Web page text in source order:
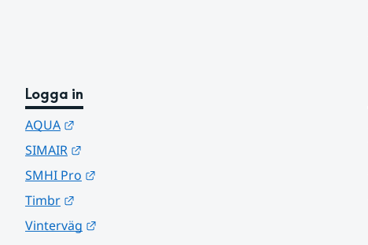
Logga in
AQUA
SIMAIR
SMHI Pro
Timbr
Vinterväg